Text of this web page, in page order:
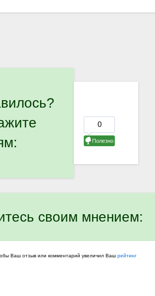
своим мнением:
Ваш отзыв или комментарий увеличил Ваш рейтинг